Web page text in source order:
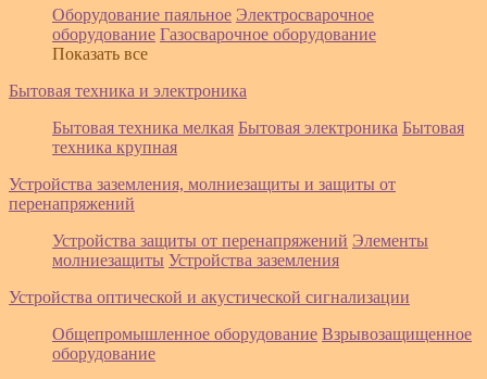
Оборудование паяльное Электросварочное
оборудование Газосварочное оборудование
Показать все
Бытовая техника и электроника
Бытовая техника мелкая Бытовая электроника Бытовая
техника крупная
Устройства заземления, молниезащиты и защиты от
перенапряжений
Устройства защиты от перенапряжений Элементы
молниезащиты Устройства заземления
Устройства оптической и акустической сигнализации
Общепромышленное оборудование Взрывозащищенное
оборудование